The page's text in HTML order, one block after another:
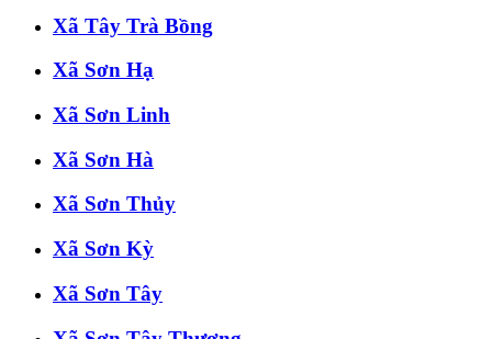
Xã Tây Trà Bồng
Xã Sơn Hạ
Xã Sơn Linh
Xã Sơn Hà
Xã Sơn Thủy
Xã Sơn Kỳ
Xã Sơn Tây